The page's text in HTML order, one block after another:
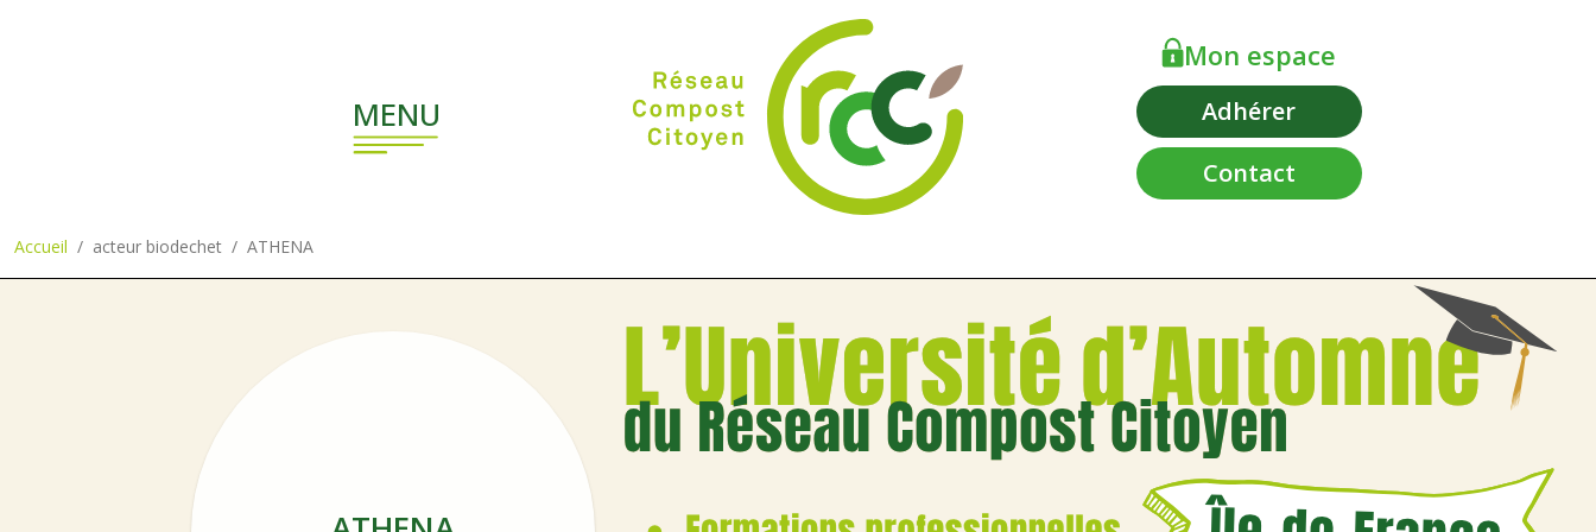
MENU
Contact
Adhérer
Mon espace
Accueil acteur biodechet ATHENA